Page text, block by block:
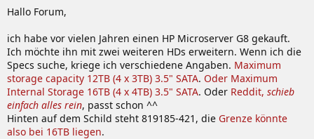
Hallo Forum,
ich habe vor vielen Jahren einen HP Microserver G8 gekauft.
Ich möchte ihn mit zwei weiteren HDs erweitern. Wenn ich die
Specs suche, kriege ich verschiedene Angaben. Maximum
storage capacity 12TB (4 x 3TB) 3.5" SATA. Oder Maximum
Internal Storage 16TB (4 x 4TB) 3.5" SATA. Oder Reddit, schieb
einfach alles rein, passt schon ^^
Hinten auf dem Schild steht 819185-421, die Grenze könnte
also bei 16TB liegen.